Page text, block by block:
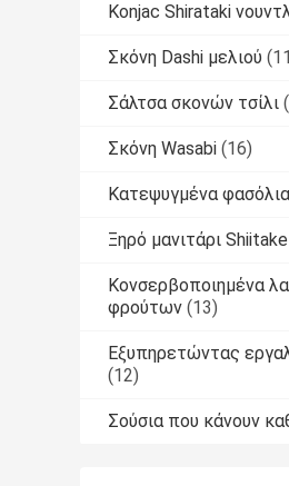
Konjac Shirataki
Σκόνη Dashi μελιού
Σάλτσα σκονών τσίλι
Σκόνη Wasabi (16)
Κατεψυγμένα
Ξηρό μανιτάρι Shiitake
Κονσερβοποιημένα
φρούτων (13)
Εξυπηρετώντας
(12)
Σούσια που κάνουν